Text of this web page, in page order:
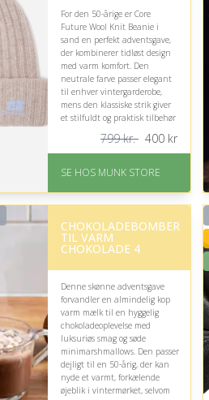
For den 50-årige er Core
Future Wool Knit Beanie i
sand en perfekt adventsgave,
der kombinerer tidløst design
med varm komfort. Den
neutrale farve passer elegant
til enhver vintergarderobe,
mens den klassiske strik giver
et stilfuldt og praktisk tilbehør
På lager
Levering: 1-2 dages
Nedsat: 50% (Normalpris:
799 kr.)
799 kr. 400kr
SE HOS MUNK STORE
CHOKOLADEBOMBER
TIL VARM
CHOKOLADE 4
Denne skønne adventsgave
forvandler en almindelig kop
varm mælk til en hyggelig
chokoladeoplevelse med
luksuriøs smag og søde
minimarshmallows. Den passer
dejligt til en 50-årig, der kan
nyde et varmt, forkælende
øjeblik i vintermørket, selvom